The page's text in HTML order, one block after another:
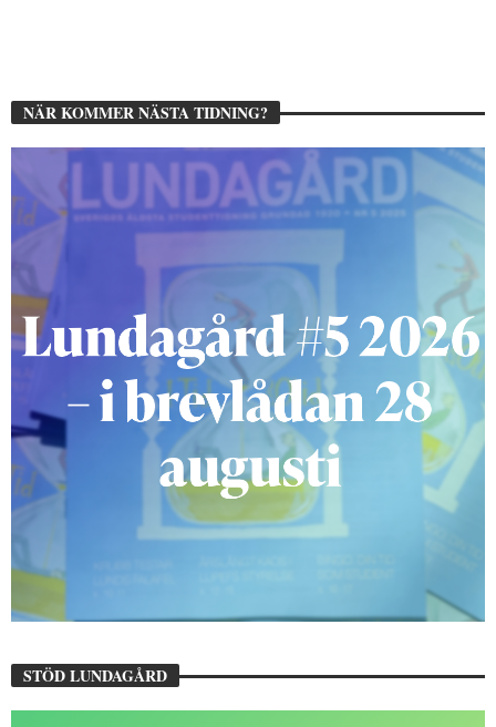
NÄR KOMMER NÄSTA TIDNING?
STÖD LUNDAGÅRD